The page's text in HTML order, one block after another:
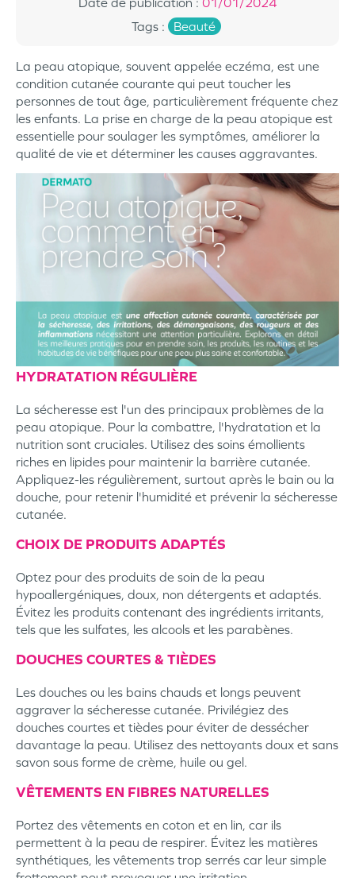
Tags: Beauté
La peau atopique, souvent appelée eczéma, est une
condition cutanée courante qui peut toucher les
personnes de tout âge, particulièrement fréquente chez
les enfants. La prise en charge de la peau atopique est
essentielle pour soulager les symptômes, améliorer la
qualité de vie et déterminer les causes aggravantes.
HYDRATATION RÉGULIÈRE
La sécheresse est l'un des principaux problèmes de la
peau atopique. Pour la combattre, l'hydratation et la
nutrition sont cruciales. Utilisez des soins émollients
riches en lipides pour maintenir la barrière cutanée.
Appliquez-les régulièrement, surtout après le bain ou la
douche, pour retenir l'humidité et prévenir la sécheresse
cutanée.
CHOIX DE PRODUITS ADAPTÉS
Optez pour des produits de soin de la peau
hypoallergéniques, doux, non détergents et adaptés.
Évitez les produits contenant des ingrédients irritants,
tels que les sulfates, les alcools et les parabènes.
DOUCHES COURTES & TIÈDES
Les douches ou les bains chauds et longs peuvent
aggraver la sécheresse cutanée. Privilégiez des
douches courtes et tièdes pour éviter de dessécher
davantage la peau. Utilisez des nettoyants doux et sans
savon sous forme de crème, huile ou gel.
VÊTEMENTS EN FIBRES NATURELLES
Portez des vêtements en coton et en lin, car ils
permettent à la peau de respirer. Évitez les matières
synthétiques, les vêtements trop serrés car leur simple